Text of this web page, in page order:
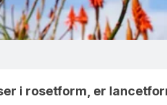
i rosetform, er